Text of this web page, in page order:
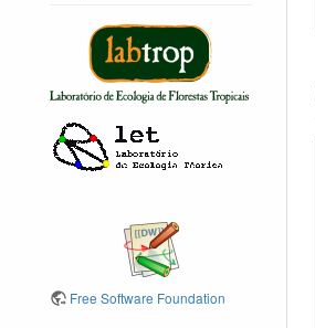
Free Software Foundation